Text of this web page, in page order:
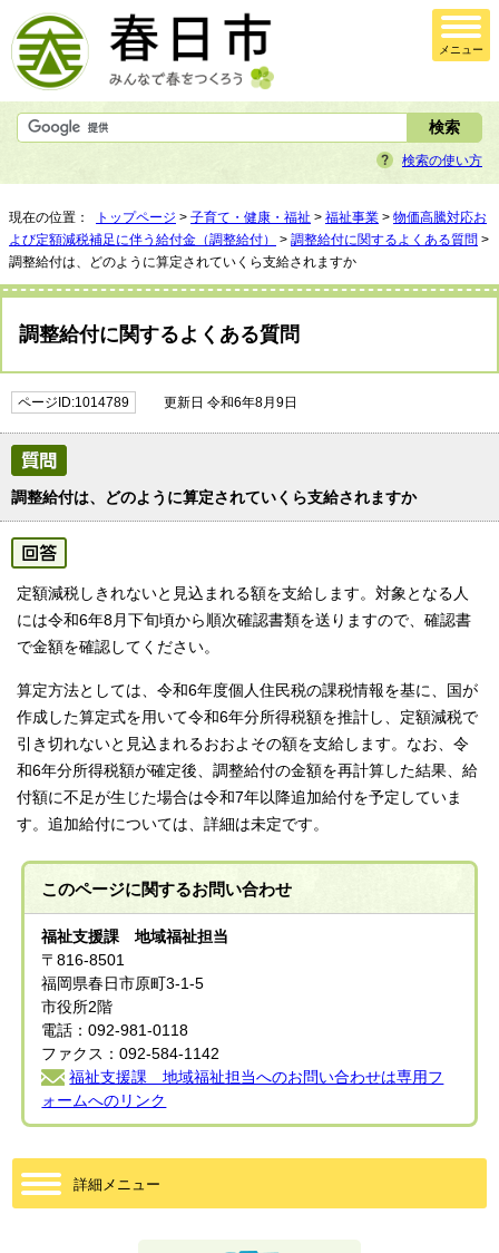
メニュー
検索の使い方
現在の位置： トップページ > 子育て・健康・福祉 > 福祉事業 > 物価高騰対応お
よび定額減税補足に伴う給付金（調整給付）
> 調整給付に関するよくある質問 >
調整給付は、どのように算定されていくら支給されますか
調整給付に関するよくある質問
ページID:1014789 更新日 令和6年8月9日
調整給付は、どのように算定されていくら支給されますか
定額減税しきれないと見込まれる額を支給します。対象となる人
には令和6年8月下旬頃から順次確認書類を送りますので、確認書
で金額を確認してください。
算定方法としては、令和6年度個人住民税の課税情報を基に、国が
作成した算定式を用いて令和6年分所得税額を推計し、定額減税で
引き切れないと見込まれるおおよその額を支給します。なお、令
和6年分所得税額が確定後、調整給付の金額を再計算した結果、給
付額に不足が生じた場合は令和7年以降追加給付を予定していま
す。追加給付については、詳細は未定です。
このページに関するお問い合わせ
福祉支援課 地域福祉担当
〒816-8501
福岡県春日市原町3-1-5
市役所2階
電話：092-981-0118
ファクス：092-584-1142
福祉支援課 地域福祉担当へのお問い合わせは専用フ
ォームへのリンク
詳細メニュー